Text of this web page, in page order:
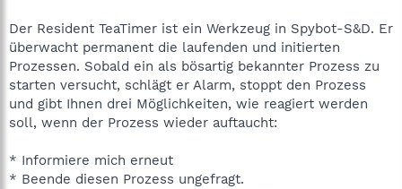
Der Resident TeaTimer ist ein Werkzeug in Spybot-S&D. Er
überwacht permanent die laufenden und initierten
Prozessen. Sobald ein als bösartig bekannter Prozess zu
starten versucht, schlägt er Alarm, stoppt den Prozess
und gibt Ihnen drei Möglichkeiten, wie reagiert werden
soll, wenn der Prozess wieder auftaucht:
* Informiere mich erneut
* Beende diesen Prozess ungefragt.